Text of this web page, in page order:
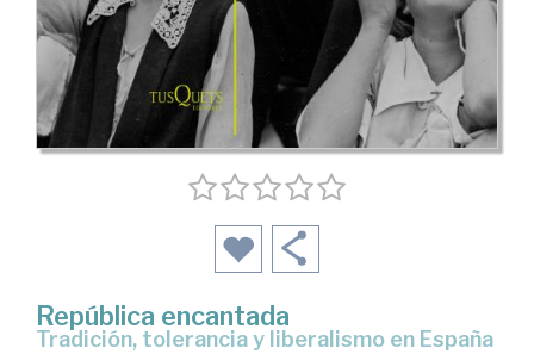
República encantada
tradición, tolerancia y liberalismo en España